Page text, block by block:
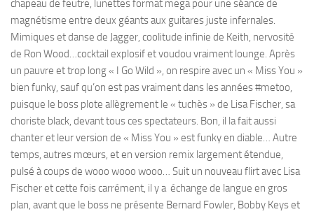
chapeau de feutre, lunettes format mega pour une séance de
magnétisme entre deux géants aux guitares juste infernales.
Mimiques et danse de Jagger, coolitude infinie de Keith, nervosité
de Ron Wood…cocktail explosif et voudou vraiment lounge. Après
un pauvre et trop long « I Go Wild », on respire avec un « Miss You »
bien funky, sauf qu’on est pas vraiment dans les années #metoo,
puisque le boss plote allègrement le « tuchès » de Lisa Fischer, sa
choriste black, devant tous ces spectateurs. Bon, il la fait aussi
chanter et leur version de « Miss You » est funky en diable… Autre
temps, autres mœurs, et en version remix largement étendue,
pulsé à coups de wooo wooo wooo… Suit un nouveau flirt avec Lisa
Fischer et cette fois carrément, il y a échange de langue en gros
plan, avant que le boss ne présente Bernard Fowler, Bobby Keys et